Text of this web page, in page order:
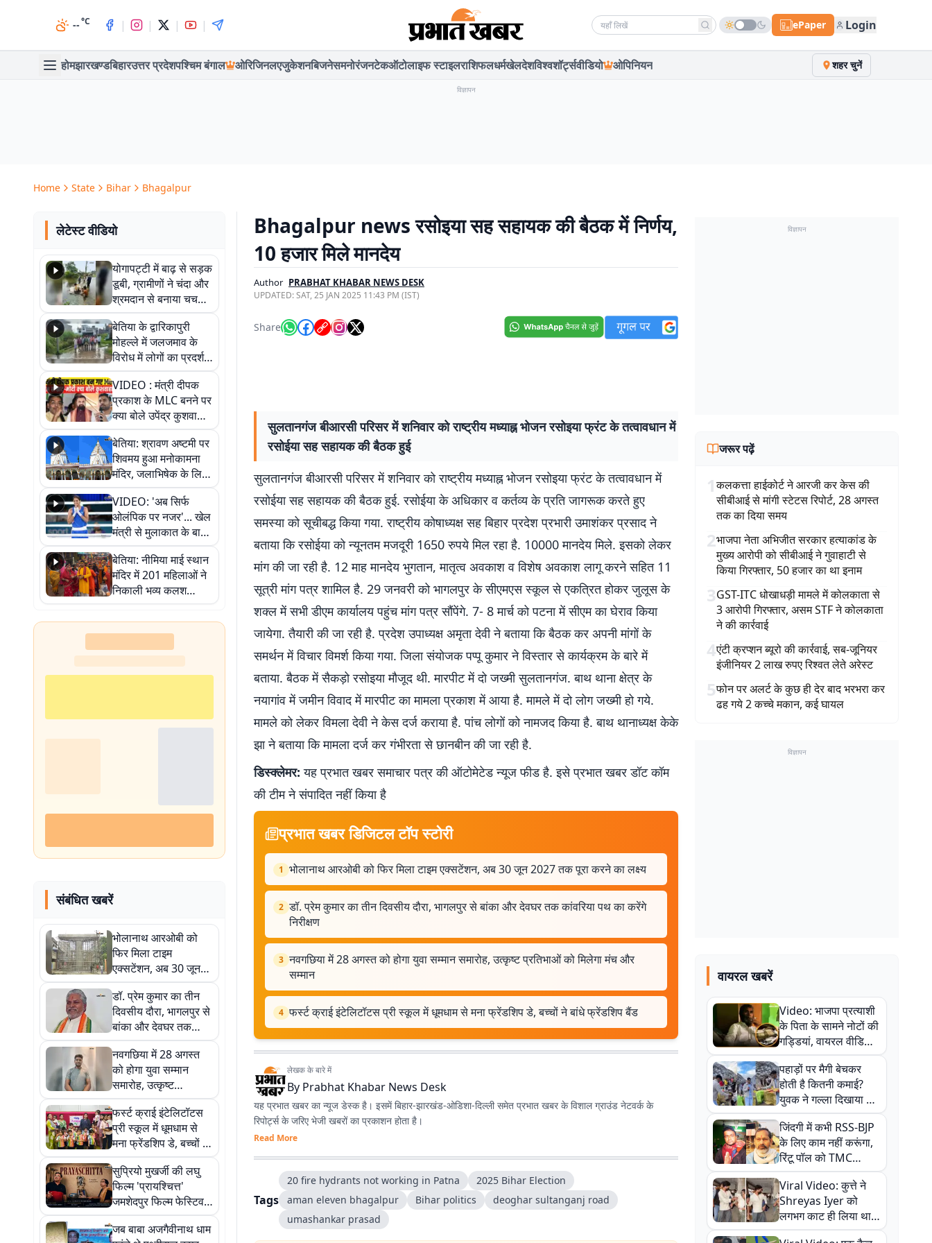
--°C | | | | Search news ePaper Login
होमझारखण्डबिहारउत्तर प्रदेशपश्चिम बंगाल ओरिजिनलएजुकेशनबिजनेसमनोरंजनटेकऑटोलाइफ स्टाइलराशिफलधर्मखेलदेशविश्वशॉर्ट्सवीडियो ओपिनियन शहर चुनें
विज्ञापन
Home State Bihar Bhagalpur
लेटेस्ट वीडियो
योगापट्टी में बाढ़ से सड़क
डूबी, ग्रामीणों ने चंदा और
श्रमदान से बनाया चचरी
पुल
बेतिया के द्वारिकापुरी
मोहल्ले में जलजमाव के
विरोध में लोगों का प्रदर्शन,
स्थायी समाधान की मांग
VIDEO : मंत्री दीपक
प्रकाश के MLC बनने पर
क्या बोले उपेंद्र कुशवाहा,
सुनिए
बेतिया: श्रावण अष्टमी पर
शिवमय हुआ मनोकामना
मंदिर, जलाभिषेक के लिए
लगी लंबी कतारें
VIDEO: 'अब सिर्फ
ओलंपिक पर नजर'... खेल
मंत्री से मुलाकात के बाद
जैसमीन लंबोरिया का बड़ा
बयान
बेतिया: नीमिया माई स्थान
मंदिर में 201 महिलाओं ने
निकाली भव्य कलश
शोभायात्रा, शिवलिंग
प्राण-प्रतिष्ठा महोत्सव
शुरू
संबंधित खबरें
भोलानाथ आरओबी को
फिर मिला टाइम
एक्सटेंशन, अब 30 जून
2027 तक पूरा करने का
लक्ष्य
डॉ. प्रेम कुमार का तीन
दिवसीय दौरा, भागलपुर से
बांका और देवघर तक
कांवरिया पथ का करेंगे
निरीक्षण
नवगछिया में 28 अगस्त
को होगा युवा सम्मान
समारोह, उत्कृष्ट
प्रतिभाओं को मिलेगा मंच
और सम्मान
फर्स्ट क्राई इंटेलिटॉटस
प्री स्कूल में धूमधाम से
मना फ्रेंडशिप डे, बच्चों ने
बांधे फ्रेंडशिप बैंड
सुप्रियो मुखर्जी की लघु
फिल्म 'प्रायश्चित्त'
जमशेदपुर फिल्म फेस्टिवल
के लिए चयनित, जल्द
OTT व यूट्यूब पर होगी
जब बाबा अजगैवीनाथ धाम
Bhagalpur news रसोइया सह सहायक की बैठक में निर्णय,
10 हजार मिले मानदेय
Author PRABHAT KHABAR NEWS DESK
UPDATED:SAT, 25 JAN 2025 11:43 PM (IST)
Share
सुलतानगंज बीआरसी परिसर में शनिवार को राष्ट्रीय मध्याह्न भोजन रसोइया फ्रंट के तत्वावधान में
रसोईया सह सहायक की बैठक हुई
सुलतानगंज बीआरसी परिसर में शनिवार को राष्ट्रीय मध्याह्न भोजन रसोइया फ्रंट के तत्वावधान में
रसोईया सह सहायक की बैठक हुई. रसोईया के अधिकार व कर्तव्य के प्रति जागरूक करते हुए
समस्या को सूचीबद्ध किया गया. राष्ट्रीय कोषाध्यक्ष सह बिहार प्रदेश प्रभारी उमाशंकर प्रसाद ने
बताया कि रसोईया को न्यूनतम मजदूरी 1650 रुपये मिल रहा है. 10000 मानदेय मिले. इसको लेकर
मांग की जा रही है. 12 माह मानदेय भुगतान, मातृत्व अवकाश व विशेष अवकाश लागू करने सहित 11
सूत्री मांग पत्र शामिल है. 29 जनवरी को भागलपुर के सीएमएस स्कूल से एकत्रित होकर जुलूस के
शक्ल में सभी डीएम कार्यालय पहुंच मांग पत्र सौंपेंगे. 7- 8 मार्च को पटना में सीएम का घेराव किया
जायेगा. तैयारी की जा रही है. प्रदेश उपाध्यक्ष अमृता देवी ने बताया कि बैठक कर अपनी मांगों के
समर्थन में विचार विमर्श किया गया. जिला संयोजक पप्पू कुमार ने विस्तार से कार्यक्रम के बारे में
बताया. बैठक में सैकड़ो रसोइया मौजूद थी. मारपीट में दो जख्मी सुलतानगंज. बाथ थाना क्षेत्र के
नयागांव में जमीन विवाद में मारपीट का मामला प्रकाश में आया है. मामले में दो लोग जख्मी हो गये.
मामले को लेकर विमला देवी ने केस दर्ज कराया है. पांच लोगों को नामजद किया है. बाथ थानाध्यक्ष केके
झा ने बताया कि मामला दर्ज कर गंभीरता से छानबीन की जा रही है.
डिस्क्लेमर: यह प्रभात खबर समाचार पत्र की ऑटोमेटेड न्यूज फीड है. इसे प्रभात खबर डॉट कॉम
की टीम ने संपादित नहीं किया है
प्रभात खबर डिजिटल टॉप स्टोरी
1 भोलानाथ आरओबी को फिर मिला टाइम एक्सटेंशन, अब 30 जून 2027 तक पूरा करने का लक्ष्य
2 डॉ. प्रेम कुमार का तीन दिवसीय दौरा, भागलपुर से बांका और देवघर तक कांवरिया पथ का करेंगे
निरीक्षण
3 नवगछिया में 28 अगस्त को होगा युवा सम्मान समारोह, उत्कृष्ट प्रतिभाओं को मिलेगा मंच और
सम्मान
4 फर्स्ट क्राई इंटेलिटॉटस प्री स्कूल में धूमधाम से मना फ्रेंडशिप डे, बच्चों ने बांधे फ्रेंडशिप बैंड
लेखक के बारे में
By Prabhat Khabar News Desk
यह प्रभात खबर का न्यूज डेस्क है। इसमें बिहार-झारखंड-ओडिशा-दिल्‍ली समेत प्रभात खबर के विशाल ग्राउंड नेटवर्क के
रिपोर्ट्स के जरिए भेजी खबरों का प्रकाशन होता है।
Read More
Tags
20 fire hydrants not working in Patna
2025 Bihar Election
aman eleven bhagalpur
Bihar politics
deoghar sultanganj road
umashankar prasad
विज्ञापन
जरूर पढ़ें
1कलकत्ता हाईकोर्ट ने आरजी कर केस की
सीबीआई से मांगी स्टेटस रिपोर्ट, 28 अगस्त
तक का दिया समय
2भाजपा नेता अभिजीत सरकार हत्याकांड के
मुख्य आरोपी को सीबीआई ने गुवाहाटी से
किया गिरफ्तार, 50 हजार का था इनाम
3GST-ITC धोखाधड़ी मामले में कोलकाता से
3 आरोपी गिरफ्तार, असम STF ने कोलकाता
ने की कार्रवाई
4एंटी क्रप्शन ब्यूरो की कार्रवाई, सब-जूनियर
इंजीनियर 2 लाख रुपए रिश्वत लेते अरेस्ट
5फोन पर अलर्ट के कुछ ही देर बाद भरभरा कर
ढह गये 2 कच्चे मकान, कई घायल
विज्ञापन
वायरल खबरें
Video: भाजपा प्रत्याशी
के पिता के सामने नोटों की
गड्डियां, वायरल वीडियो
से राजनीति में उबाल,
अजित महतो बोले- TMC
की गंदी चाल
पहाड़ों पर मैगी बेचकर
होती है कितनी कमाई?
युवक ने गल्ला दिखाया तो
नौकरी वालों के खड़े हो गए
कान
जिंदगी में कभी RSS-BJP
के लिए काम नहीं करूंगा,
रिंटू पॉल को TMC
ऑफिस में ले जाकर पीटा,
Video वायरल
Viral Video: कुत्ते ने
Shreyas Iyer को
लगभग काट ही लिया था,
न्यूजीलैंड सीरीज से पहले